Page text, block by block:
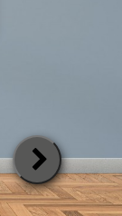
Next
Slide